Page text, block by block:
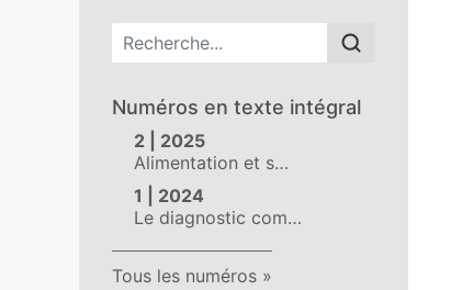
Menu principal
Numéros en texte intégral
2 | 2025
Alimentation et s…
1 | 2024
Le diagnostic com…
Tous les numéros